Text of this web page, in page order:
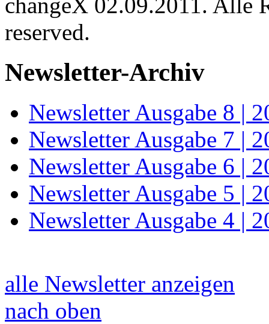
reserved.
Newsletter-Archiv
Newsletter Ausgabe 8 |
Newsletter Ausgabe 7 |
Newsletter Ausgabe 6 |
Newsletter Ausgabe 5 |
Newsletter Ausgabe 4 |
alle Newsletter anzeigen
nach oben